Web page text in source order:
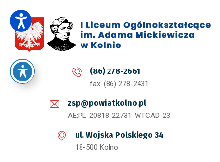
(86) 278-2661
fax. (86) 278-2431
zsp@powiatkolno.pl
AE:PL-20818-22731-WTCAD-23
ul. Wojska Polskiego 34
18-500 Kolno